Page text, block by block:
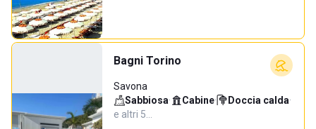
Bagni Torino
Savona
Sabbiosa· Cabine· Doccia calda·
e altri 5…